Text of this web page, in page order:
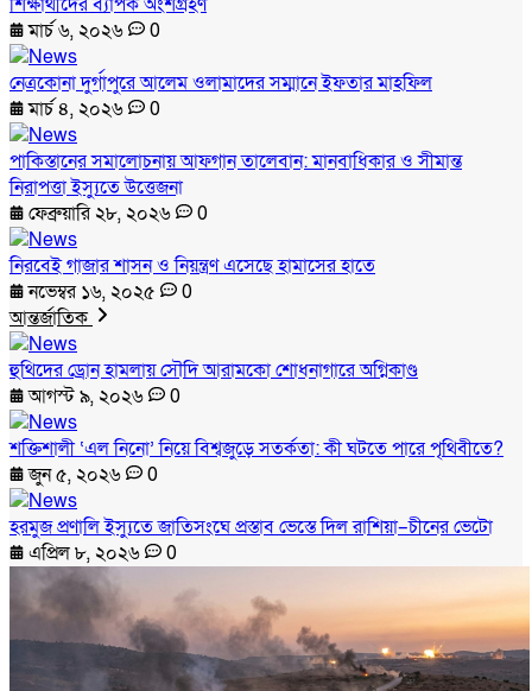
মার্চ ৬, ২০২৬
0
নেত্রকোনা দুর্গাপুরে আলেম ওলামাদের সম্মানে ইফতার মাহফিল
মার্চ ৪, ২০২৬
0
পাকিস্তানের সমালোচনায় আফগান তালেবান: মানবাধিকার ও সীমান্ত
নিরাপত্তা ইস্যুতে উত্তেজনা
ফেব্রুয়ারি ২৮, ২০২৬
0
নিরবেই গাজার শাসন ও নিয়ন্ত্রণ এসেছে হামাসের হাতে
নভেম্বর ১৬, ২০২৫
0
আন্তর্জাতিক
হুথিদের ড্রোন হামলায় সৌদি আরামকো শোধনাগারে অগ্নিকাণ্ড
আগস্ট ৯, ২০২৬
0
শক্তিশালী ‘এল নিনো’ নিয়ে বিশ্বজুড়ে সতর্কতা: কী ঘটতে পারে পৃথিবীতে?
জুন ৫, ২০২৬
0
হরমুজ প্রণালি ইস্যুতে জাতিসংঘে প্রস্তাব ভেস্তে দিল রাশিয়া–চীনের ভেটো
এপ্রিল ৮, ২০২৬
0